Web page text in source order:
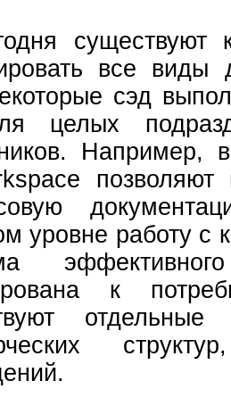
существуют
все виды
сэд
целых
Например,
уровне работу с
к